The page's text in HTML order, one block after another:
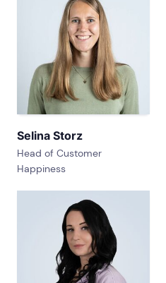
Selina Storz
Head of Customer
Happiness